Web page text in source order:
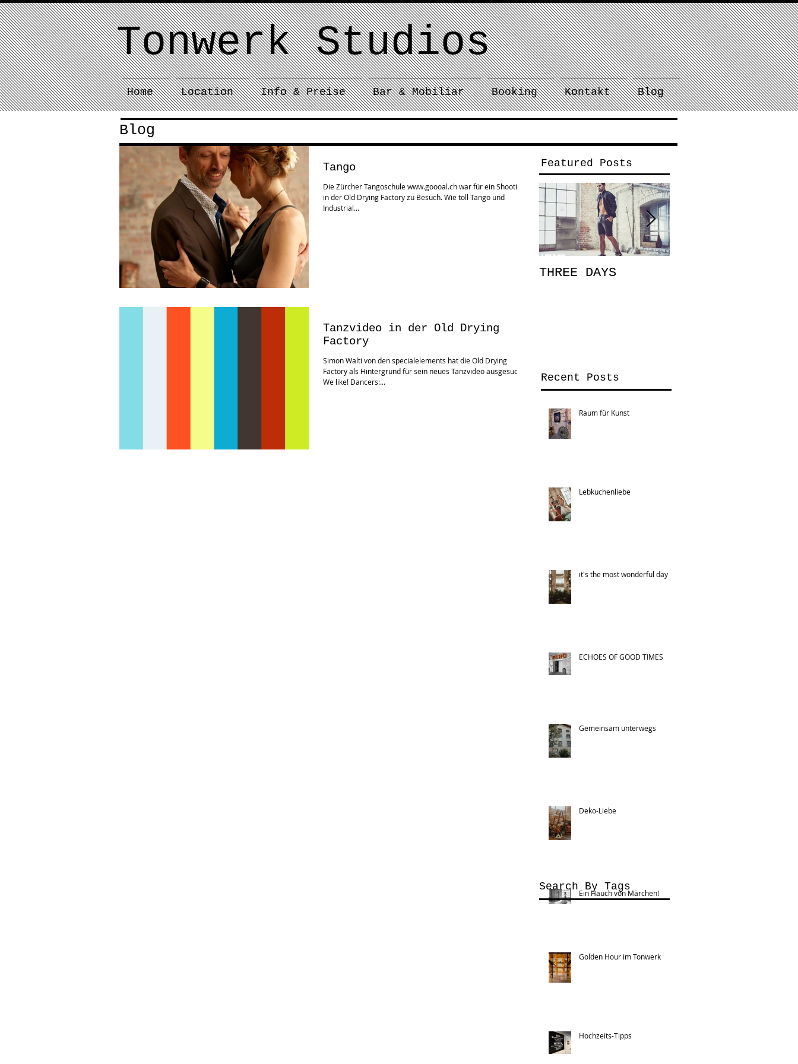
Tonwerk Studios
Home Location Info & Preise Bar & Mobiliar Booking Kontakt Blog
Blog
Tango
Die Zürcher Tangoschule www.goooal.ch war für ein Shooting
in der Old Drying Factory zu Besuch. Wie toll Tango und
Industrial...
Tanzvideo in der Old Drying
Factory
Simon Walti von den specialelements hat die Old Drying
Factory als Hintergrund für sein neues Tanzvideo ausgesucht.
We like! Dancers:...
Featured Posts
THREE DAYS
Recent Posts
Raum für Kunst
Lebkuchenliebe
it's the most wonderful day
ECHOES OF GOOD TIMES
Gemeinsam unterwegs
Deko-Liebe
Ein Hauch von Märchen!
Golden Hour im Tonwerk
Hochzeits-Tipps
Search By Tags